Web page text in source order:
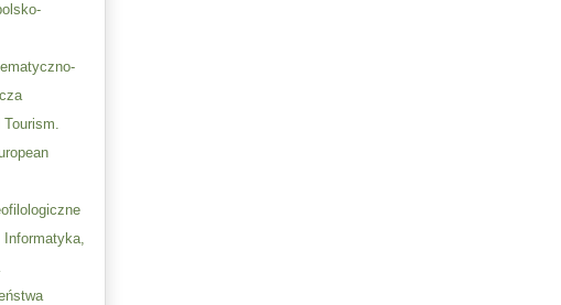
Informatyka,